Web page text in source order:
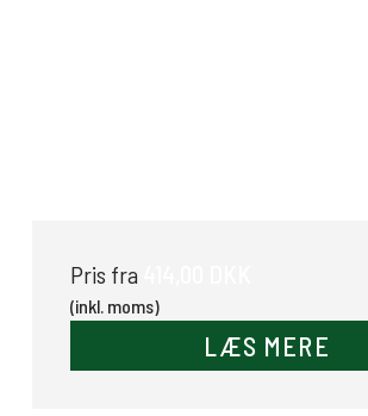
Pris fra
(inkl. moms)
LÆS MERE